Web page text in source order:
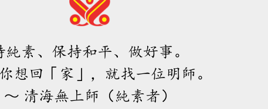
純素、保持和平、做好事。
想回「家」，就找一位明師。
～ 清海無上師（純素者）